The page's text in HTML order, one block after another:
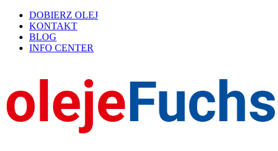
DOBIERZ OLEJ
KONTAKT
BLOG
INFO CENTER